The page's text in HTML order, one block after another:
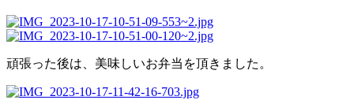
頑張った後は、美味しいお弁当を頂きました。